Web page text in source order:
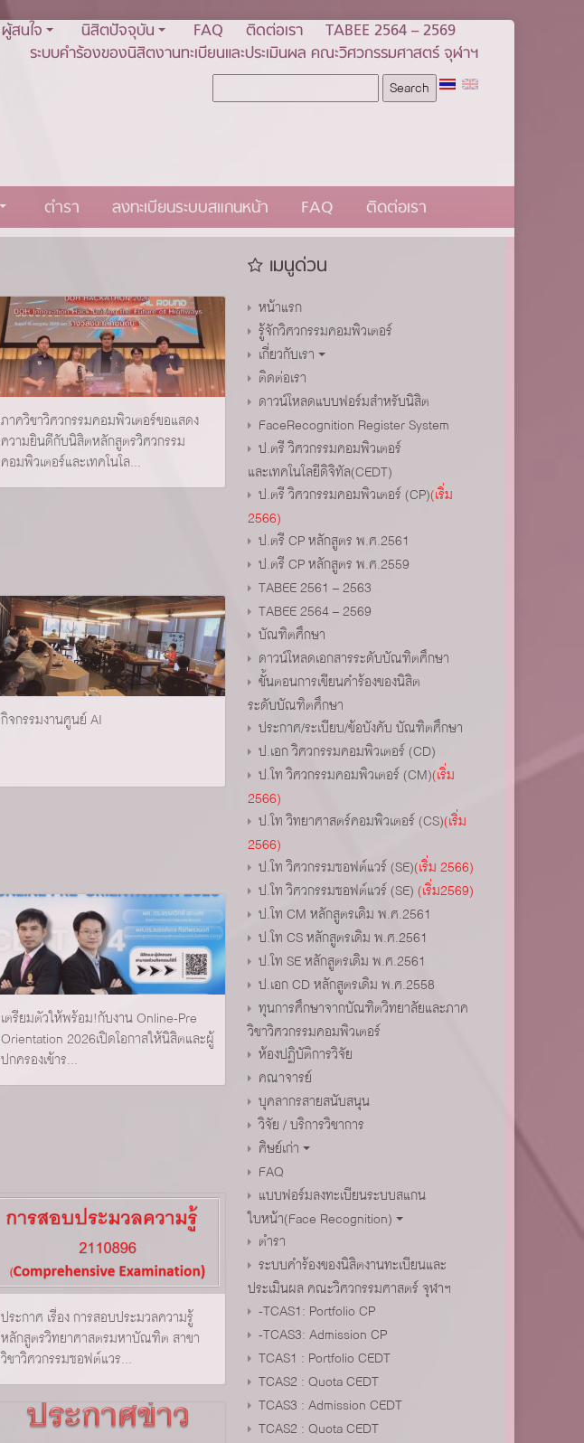
ผู้สนใจ นิสิตปัจจุบัน FAQ ติดต่อเรา
TABEE 2564 – 2569
ระบบคำร้องของนิสิตงานทะเบียนและประเมินผล คณะวิศวกรรมศาสตร์ จุฬาฯ
ตำรา ลงทะเบียนระบบสแกนหน้า FAQ ติดต่อเรา
ภาควิชาวิศวกรรมคอมพิวเตอร์ขอแสดง
ความยินดีกับนิสิตหลักสูตรวิศวกรรม
คอมพิวเตอร์และเทคโนโล...
กิจกรรมงานศูนย์ AI
เตรียมตัวให้พร้อม!กับงาน Online-Pre
Orientation 2026เปิดโอกาสให้นิสิตและผู้
ปกครองเข้าร...
ประกาศ เรื่อง การสอบประมวลความรู้
หลักสูตรวิทยาศาสตรมหาบัณฑิต สาขา
วิชาวิศวกรรมซอฟต์แวร...
เมนูด่วน
หน้าแรก
รู้จักวิศวกรรมคอมพิวเตอร์
เกี่ยวกับเรา
ติดต่อเรา
ดาวน์โหลดแบบฟอร์มสำหรับนิสิต
FaceRecognition Register System
ป.ตรี วิศวกรรมคอมพิวเตอร์
และเทคโนโลยีดิจิทัล(CEDT)
ป.ตรี วิศวกรรมคอมพิวเตอร์ (CP)(เริ่ม
2566)
ป.ตรี CP หลักสูตร พ.ศ.2561
ป.ตรี CP หลักสูตร พ.ศ.2559
TABEE 2561 – 2563
TABEE 2564 – 2569
บัณฑิตศึกษา
ดาวน์โหลดเอกสารระดับบัณฑิตศึกษา
ขั้นตอนการเขียนคำร้องของนิสิต
ระดับบัณฑิตศึกษา
ประกาศ/ระเบียบ/ข้อบังคับ บัณฑิตศึกษา
ป.เอก วิศวกรรมคอมพิวเตอร์ (CD)
ป.โท วิศวกรรมคอมพิวเตอร์ (CM)(เริ่ม
2566)
ป.โท วิทยาศาสตร์คอมพิวเตอร์ (CS)(เริ่ม
2566)
ป.โท วิศวกรรมซอฟต์แวร์ (SE)(เริ่ม 2566)
ป.โท วิศวกรรมซอฟต์แวร์ (SE)(เริ่ม2569)
ป.โท CM หลักสูตรเดิม พ.ศ.2561
ป.โท CS หลักสูตรเดิม พ.ศ.2561
ป.โท SE หลักสูตรเดิม พ.ศ.2561
ป.เอก CD หลักสูตรเดิม พ.ศ.2558
ทุนการศึกษาจากบัณฑิตวิทยาลัยและภาค
วิชาวิศวกรรมคอมพิวเตอร์
ห้องปฏิบัติการวิจัย
คณาจารย์
บุคลากรสายสนับสนุน
วิจัย / บริการวิชาการ
ศิษย์เก่า
FAQ
แบบฟอร์มลงทะเบียนระบบสแกน
ใบหน้า(Face Recognition)
ตำรา
ระบบคำร้องของนิสิตงานทะเบียนและ
ประเมินผล คณะวิศวกรรมศาสตร์ จุฬาฯ
-TCAS1: Portfolio CP
-TCAS3: Admission CP
TCAS1 : Portfolio CEDT
TCAS2 : Quota CEDT
TCAS3 : Admission CEDT
TCAS2 : Quota CEDT